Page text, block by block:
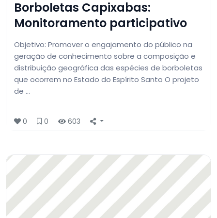
Borboletas Capixabas:
Monitoramento participativo
Objetivo: Promover o engajamento do público na
geração de conhecimento sobre a composição e
distribuição geográfica das espécies de borboletas
que ocorrem no Estado do Espírito Santo O projeto
de …
0 0 603